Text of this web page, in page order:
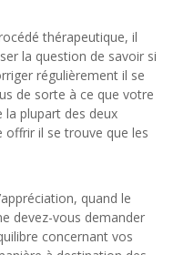
thérapeutique, il
la question de savoir si
régulièrement il se
de sorte à ce que votre
la plupart des deux
offrir il se trouve que les
quand le
devez-vous demander
concernant vos